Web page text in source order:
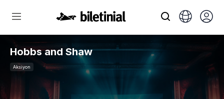
Hobbs and Shaw
Aksiyon